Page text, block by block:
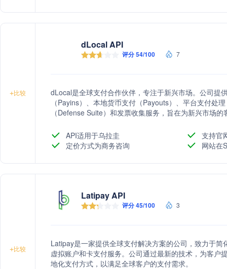
+比较
dLocal API
评分 54/100 7
dLocal是全球支付合作伙伴，专注于新兴市场。公司提
（Payins）、本地货币支付（Payouts）、平台支付处
（Defense Suite）和发票收集服务，旨在为新兴市场
API适用于乌拉圭
支持官
定价方式为商务咨询
网站在
+比较
Latipay API
评分 45/100 3
Latipay是一家提供全球支付解决方案的公司，致力于
虚拟账户和卡支付服务。公司通过最新的技术，为客户
地化支付方式，以满足全球客户的支付需求。